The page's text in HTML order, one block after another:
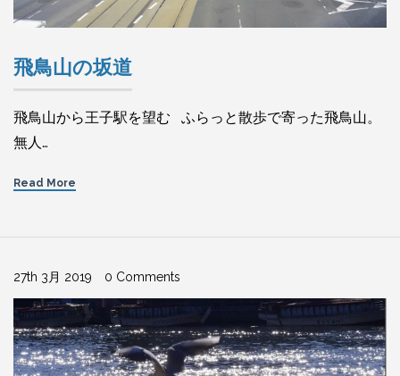
飛鳥山の坂道
飛鳥山から王子駅を望む ふらっと散歩で寄った飛鳥山。
無人…
Read More
27th 3月 2019 0 Comments